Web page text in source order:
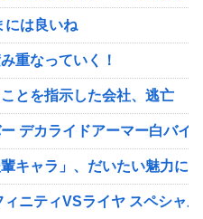
には良いね
重なっていく！
とを指示した会社、逃亡
デカライドアーマー白バイ
キャラ」、だいたい魅力に
ィニティVSライヤ スペシャ